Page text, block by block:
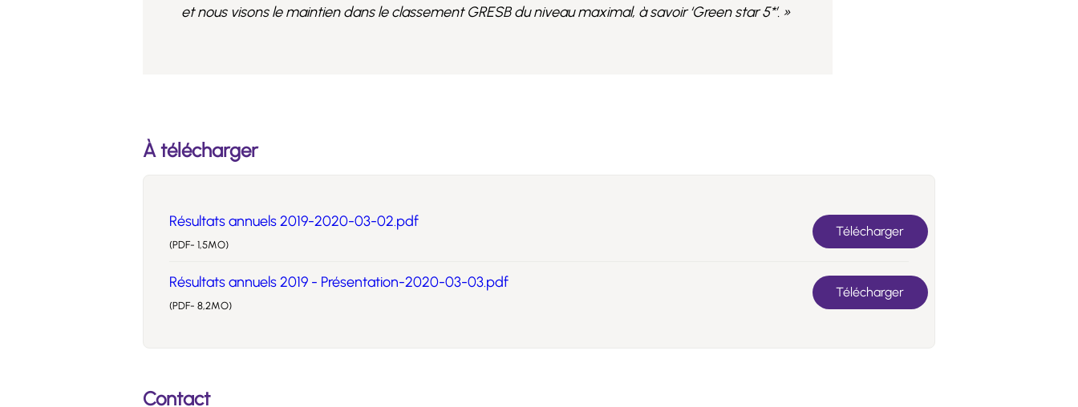
et nous visons le maintien dans le classement GRESB du niveau maximal, à savoir ‘Green star 5*’. »
À télécharger
Résultats annuels 2019-2020-03-02.pdf
(PDF- 1,5MO)
Télécharger
Résultats annuels 2019 - Présentation-2020-03-03.pdf
(PDF- 8,2MO)
Télécharger
Contact